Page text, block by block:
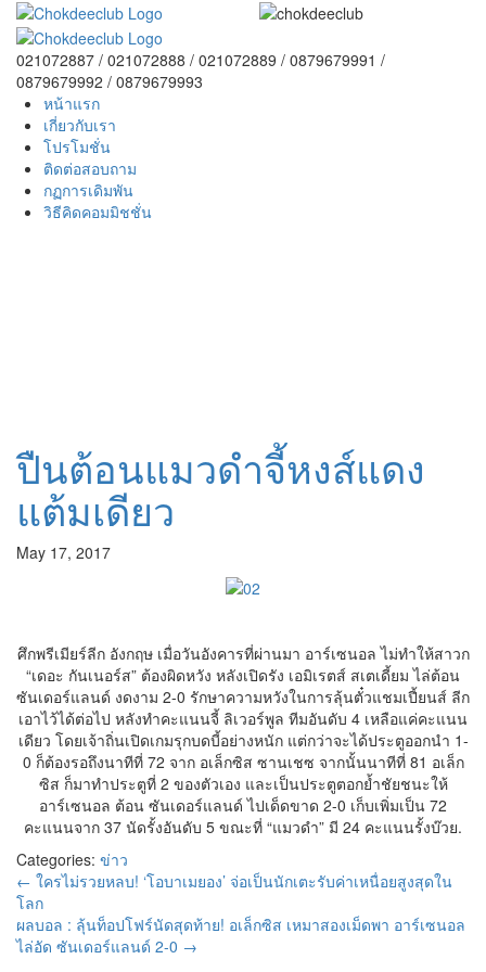
021072887 / 021072888 / 021072889 / 0879679991 /
0879679992 / 0879679993
หน้าแรก
เกี่ยวกับเรา
โปรโมชั่น
ติดต่อสอบถาม
กฏการเดิมพัน
วิธีคิดคอมมิชชั่น
ปืนต้อนแมวดำจี้หงส์แดง
แต้มเดียว
May 17, 2017
ศึกพรีเมียร์ลีก อังกฤษ เมื่อวันอังคารที่ผ่านมา อาร์เซนอล ไม่ทำให้สาวก
“เดอะ กันเนอร์ส” ต้องผิดหวัง หลังเปิดรัง เอมิเรตส์ สเตเดี้ยม ไล่ต้อน
ซันเดอร์แลนด์ งดงาม 2-0 รักษาความหวังในการลุ้นตั๋วแชมเปี้ยนส์ ลีก
เอาไว้ได้ต่อไป หลังทำคะแนนจี้ ลิเวอร์พูล ทีมอันดับ 4 เหลือแค่คะแนน
เดียว โดยเจ้าถิ่นเปิดเกมรุกบดบี้อย่างหนัก แต่กว่าจะได้ประตูออกนำ 1-
0 ก็ต้องรอถึงนาทีที่ 72 จาก อเล็กซิส ซานเชซ จากนั้นนาทีที่ 81 อเล็ก
ซิส ก็มาทำประตูที่ 2 ของตัวเอง และเป็นประตูตอกย้ำชัยชนะให้
อาร์เซนอล ต้อน ซันเดอร์แลนด์ ไปเด็ดขาด 2-0 เก็บเพิ่มเป็น 72
คะแนนจาก 37 นัดรั้งอันดับ 5 ขณะที่ “แมวดำ” มี 24 คะแนนรั้งบ๊วย.
Categories: ข่าว
← ใครไม่รวยหลบ! ‘โอบาเมยอง’ จ่อเป็นนักเตะรับค่าเหนื่อยสูงสุดใน
โลก
ผลบอล : ลุ้นท็อปโฟร์นัดสุดท้าย! อเล็กซิส เหมาสองเม็ดพา อาร์เซนอล
ไล่อัด ซันเดอร์แลนด์ 2-0 →